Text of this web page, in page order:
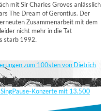
mit Sir Charles Groves anlässlich
The Dream of Gerontius. Der
Zusammenarbeit mit dem
nicht mehr in die Tat
starb 1992.
zum 100sten von Dietrich
Konzerte mit 13.500